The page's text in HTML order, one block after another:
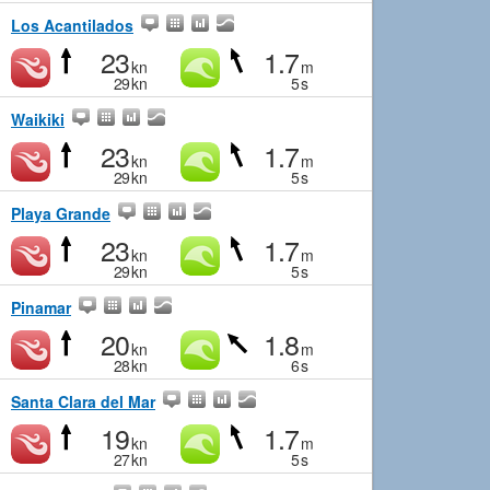
Los Acantilados
23kn
29kn
1.7m
5s
Waikiki
23kn
29kn
1.7m
5s
Playa Grande
23kn
29kn
1.7m
5s
Pinamar
20kn
28kn
1.8m
6s
Santa Clara del Mar
19kn
27kn
1.7m
5s